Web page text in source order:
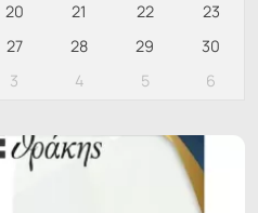
20 21 22
23
27 28 29
30
3 4 5 6